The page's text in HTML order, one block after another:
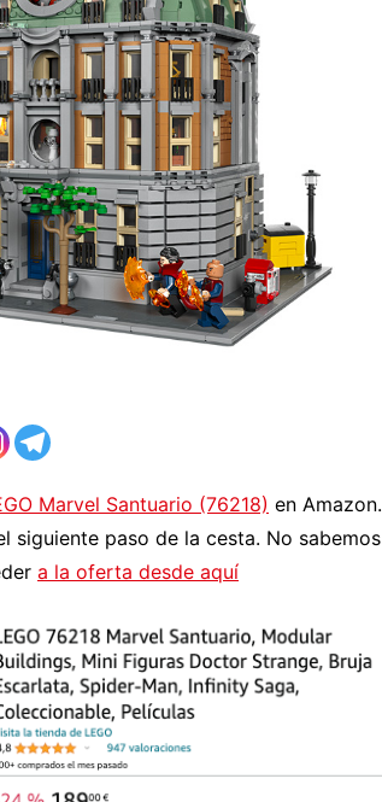
Marvel Santuario (76218) en Amazon.
siguiente paso de la cesta. No sabemos
a la oferta desde aquí